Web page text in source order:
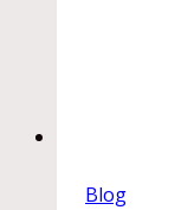
Blog